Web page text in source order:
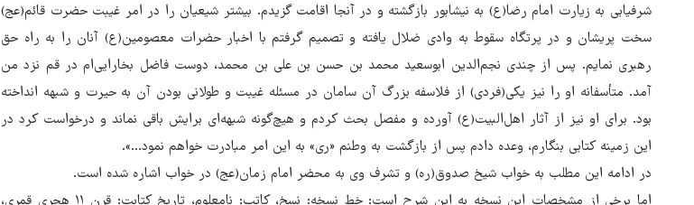
شرفیابی به زیارت امام رضا(ع) به نیشابور بازگشته و در آنجا اقامت گزیدم. بیشتر شیعیان را در امر غیبت حضرت قائم(عج)
سخت پریشان و در پرتگاه سقوط به وادی ضلال یافته و تصمیم گرفتم با اخبار حضرات معصومین(ع) آنان را به راه حق
رهبری نمایم. پس از چندی نجم‌الدین ابوسعید محمد بن حسن بن علی بن محمد، دوست فاضل بخارایی‌ام در قم نزد من
آمد. متأسفانه او را نیز یکی(فردی) از فلاسفه بزرگ آن سامان در مسئله غیبت و طولانی بودن آن به حیرت و شبهه انداخته
بود. برای او نیز از آثار اهل‌البیت(ع) آورده و مفصل بحث کردم و هیچ‌گونه شبهه‌ای برایش باقی نماند و درخواست کرد در
این زمینه کتابی بنگارم، وعده دادم پس از بازگشت به وطنم «ری» به این امر مبادرت خواهم نمود...».
در ادامه این مطلب به خواب شیخ صدوق(ره) و تشرف وی به محضر امام زمان(عج) در خواب اشاره شده است.